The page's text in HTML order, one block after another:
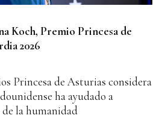
Koch, Premio Princesa de
2026
Princesa de Asturias considera
ha ayudado a
la humanidad